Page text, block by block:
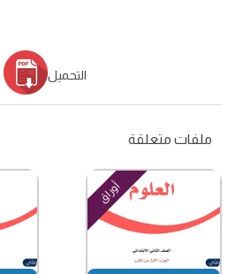
التحميل
ملفات متعلقة
أوراق